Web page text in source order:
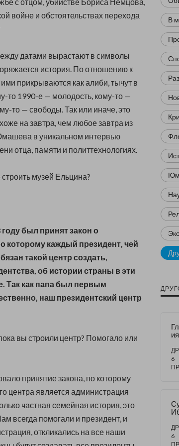
войне и обстоятельствах перехода
датами вырастают в символы
история. По отношению к
прикрываются как алиби, тычут в
то 1990-е — молодость, кому-то —
то — свободы. Так или иначе, это
на завтра, чем любое завтра из
в уникальном интервью
отца, памяти и политтехнологиях.
музей Ельцина?
году был принят закон о
которому каждый президент, чей
такой центр создать,
об истории страны в эти
Так как папа был первым
наш президентский центр
вы строили центр? Помогало или
принятие закона, по которому
центра является администрация
частная семейная история, это
всегда помогали и президент, и
откликались на все наши
В
6
в
6